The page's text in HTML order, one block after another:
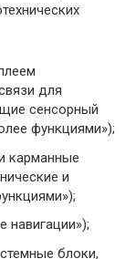
для
сенсорный
функциями»);
карманные
и
навигации»);
блоки,